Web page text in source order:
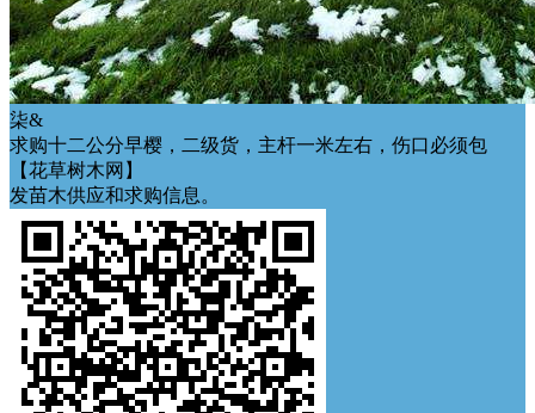
柒&
求购十二公分早樱，二级货，主杆一米左右，伤口必须包
【花草树木网】
发苗木供应和求购信息。